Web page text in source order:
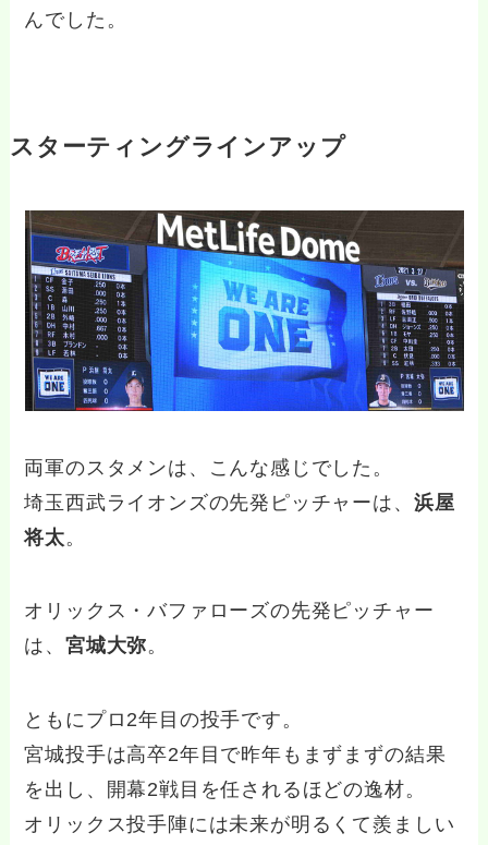
んでした。
スターティングラインアップ
両軍のスタメンは、こんな感じでした。
埼玉西武ライオンズの先発ピッチャーは、 浜屋
将太。
オリックス・バファローズの先発ピッチャー
は、宮城大弥。
ともにプロ2年目の投手です。
宮城投手は高卒2年目で昨年もまずまずの結果
を出し、開幕2戦目を任されるほどの逸材。
オリックス投手陣には未来が明るくて羨ましい